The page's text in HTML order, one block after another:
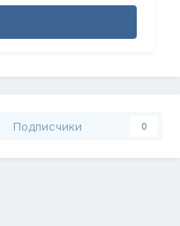
Подписчики 0